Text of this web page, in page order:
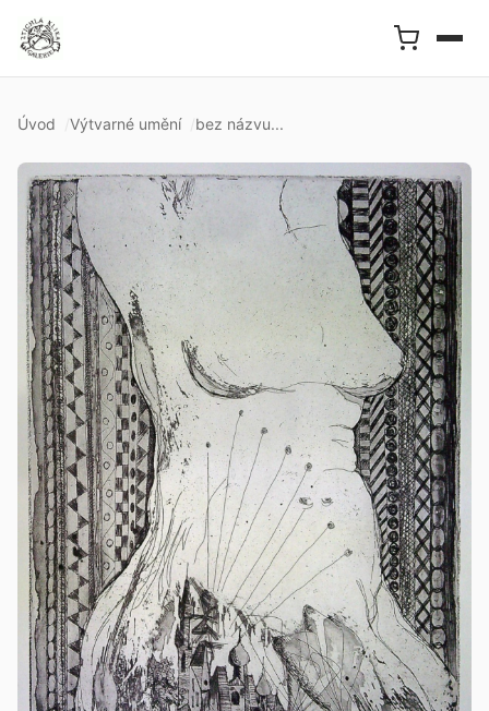
Úvod Výtvarné umění bez názvu...